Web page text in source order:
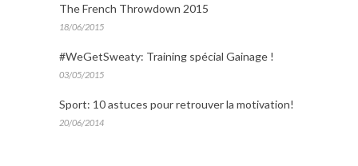
The French Throwdown 2015
18/06/2015
#WeGetSweaty: Training spécial Gainage !
03/05/2015
Sport: 10 astuces pour retrouver la motivation!
20/06/2014